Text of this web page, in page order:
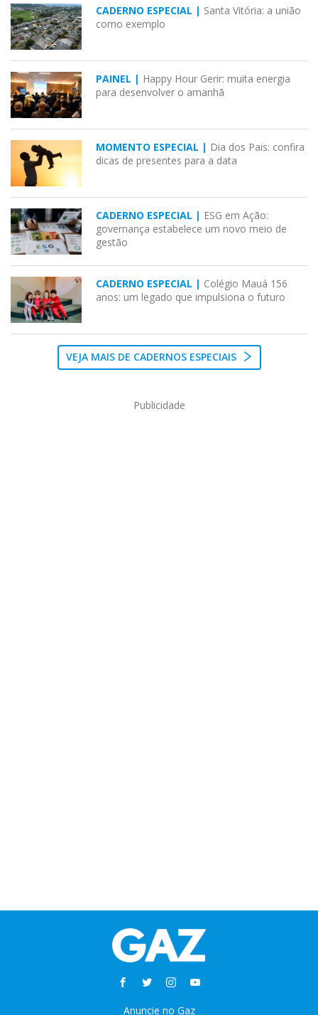
CADERNO ESPECIAL | Santa Vitória: a união
como exemplo
PAINEL | Happy Hour Gerir: muita energia
para desenvolver o amanhã
MOMENTO ESPECIAL | Dia dos Pais: confira
dicas de presentes para a data
CADERNO ESPECIAL | ESG em Ação:
governança estabelece um novo meio de
gestão
CADERNO ESPECIAL | Colégio Mauá 156
anos: um legado que impulsiona o futuro
VEJA MAIS DE CADERNOS ESPECIAIS
Publicidade
Anuncie no Gaz